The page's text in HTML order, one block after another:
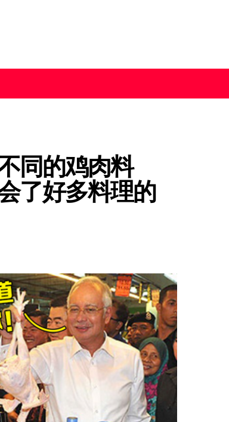
同的鸡肉料
了好多料理的